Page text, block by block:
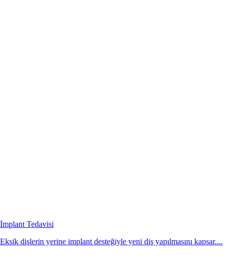
İmplant Tedavisi
Eksik dişlerin yerine implant desteğiyle yeni diş yapılmasını kapsar....